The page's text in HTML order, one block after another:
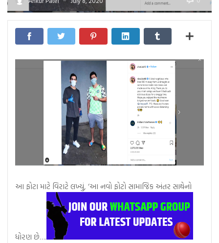
આ ફોટા માટે વિરાટે લખ્યું, ‘આ નવો ફોટો સામાજિક અંતર સાથેનો
ધોરણ છે….